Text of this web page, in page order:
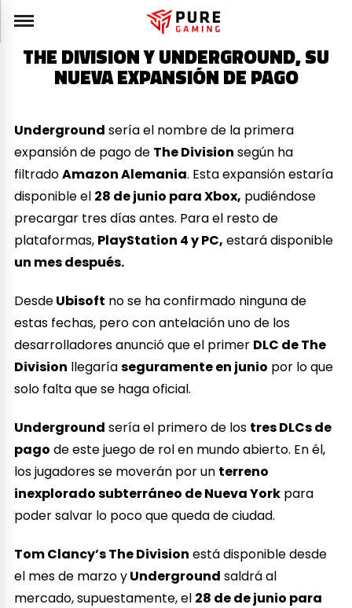
THE DIVISION Y UNDERGROUND, SU
NUEVA EXPANSIÓN DE PAGO
Underground sería el nombre de la primera
expansión de pago de The Division según ha
filtradoAmazon Alemania. Esta expansión estaría
disponible el 28 de junio para Xbox, pudiéndose
precargar tres días antes. Para el resto de
plataformas, PlayStation 4 y PC, estará disponible
un mes después.
DesdeUbisoft no se ha confirmado ninguna de
estas fechas, pero con antelación uno de los
desarrolladores anunció que el primer DLC de The
Division llegaríaseguramente en junio por lo que
solo falta que se haga oficial.
Underground sería el primero de los tres DLCs de
pago de este juego de rol en mundo abierto. En él,
los jugadores se moverán por un terreno
inexplorado subterráneo de Nueva York para
poder salvar lo poco que queda de ciudad.
Tom Clancy’s The Division está disponible desde
el mes de marzo yUnderground saldrá al
mercado, supuestamente, el 28 de de junio para